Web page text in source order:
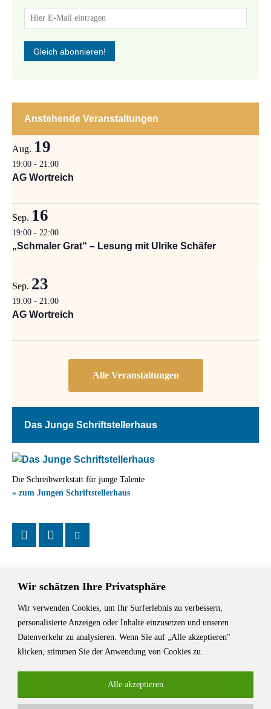
Wir schätzen Ihre Privatsphäre
Wir verwenden Cookies, um Ihr Surferlebnis zu verbessern,
personalisierte Anzeigen oder Inhalte einzusetzen und unseren
Datenverkehr zu analysieren. Wenn Sie auf „Alle akzeptieren"
klicken, stimmen Sie der Anwendung von Cookies zu.
Alle akzeptieren
Anstehende Veranstaltungen
Aug. 19
19:00 - 21:00
AG Wortreich
Sep. 16
19:00 - 22:00
„Schmaler Grat“ – Lesung mit Ulrike Schäfer
Sep. 23
19:00 - 21:00
AG Wortreich
Das Junge Schriftstellerhaus
Die Schreibwerkstatt für junge Talente
» zum Jungen Schriftstellerhaus
Das Schriftstellerhaus ist ein beliebter Treffpunkt für Autorinnen und
Autoren aus Stuttgart und der Region sowie ein Veranstaltungsort für
Lesungen, Tagungen und Schreibwerkstätten.